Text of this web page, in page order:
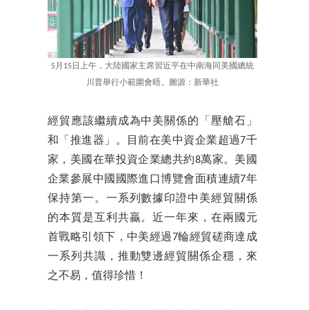
5月15日上午，大陸國家主席習近平在中南海同美國總統
川普舉行小範圍會晤。圖源：新華社
經貿應該繼續成為中美關係的「壓艙石」
和「推進器」。目前在美中資企業超過7千
家，美國在華投資企業總共約8萬家。美國
企業參展中國國際進口博覽會面積連續7年
保持第一。一系列數據印證中美經貿關係
的本質是互利共贏。近一年來，在兩國元
首戰略引領下，中美經過7輪經貿磋商達成
一系列共識，推動雙邊經貿關係企穩，來
之不易，值得珍惜！